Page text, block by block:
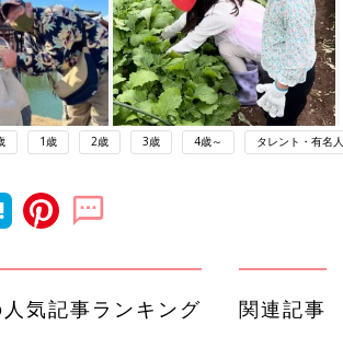
1歳 2歳 3歳 4歳～ タレント・有名人
気記事ランキング 関連記事